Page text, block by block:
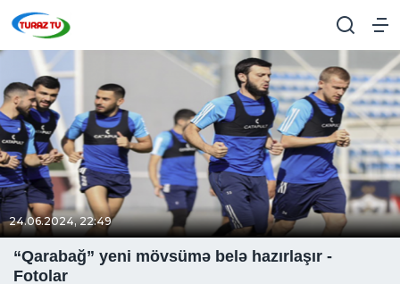
24.06.2024, 22:49
“Qarabağ” yeni mövsümə belə hazırlaşır -
Fotolar